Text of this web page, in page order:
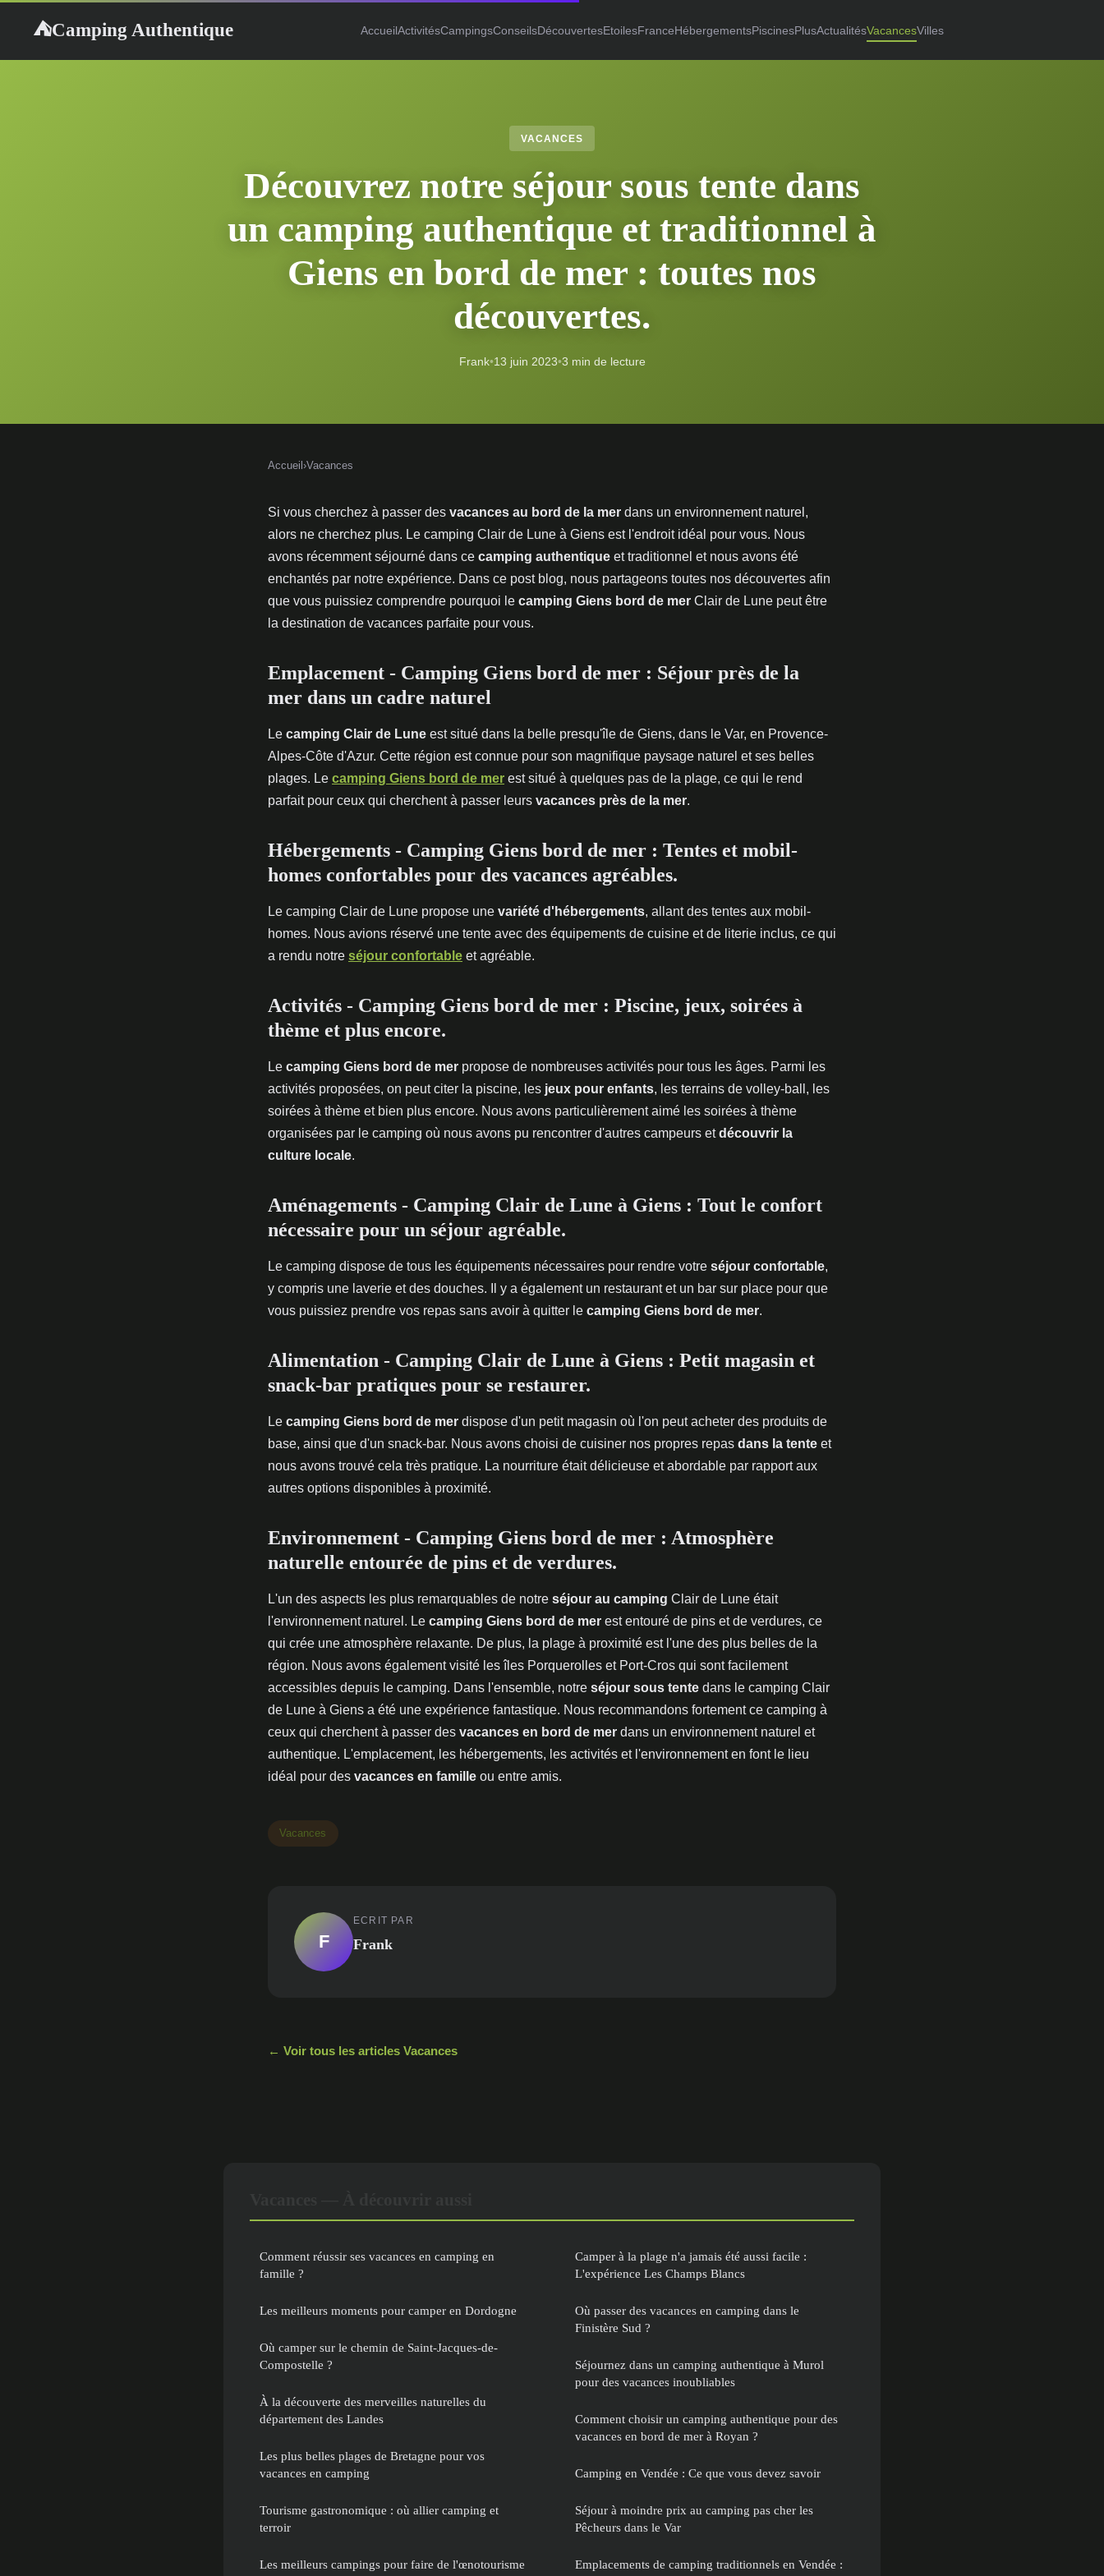
⛺Camping Authentique AccueilActivitésCampingsConseilsDécouvertesEtoilesFranceHébergementsPiscinesPlusActualitésVacancesVilles
VACANCES
Découvrez notre séjour sous tente dans
un camping authentique et traditionnel à
Giens en bord de mer : toutes nos
découvertes.
Frank•13 juin 2023•3 min de lecture
Accueil ›Vacances
Si vous cherchez à passer des vacances au bord de la mer dans un environnement naturel,
alors ne cherchez plus. Le camping Clair de Lune à Giens est l'endroit idéal pour vous. Nous
avons récemment séjourné dans ce camping authentique et traditionnel et nous avons été
enchantés par notre expérience. Dans ce post blog, nous partageons toutes nos découvertes afin
que vous puissiez comprendre pourquoi le camping Giens bord de mer Clair de Lune peut être
la destination de vacances parfaite pour vous.
Emplacement - Camping Giens bord de mer : Séjour près de la
mer dans un cadre naturel
Le camping Clair de Lune est situé dans la belle presqu'île de Giens, dans le Var, en Provence-
Alpes-Côte d'Azur. Cette région est connue pour son magnifique paysage naturel et ses belles
plages. Le camping Giens bord de mer est situé à quelques pas de la plage, ce qui le rend
parfait pour ceux qui cherchent à passer leurs vacances près de la mer.
Hébergements - Camping Giens bord de mer : Tentes et mobil-
homes confortables pour des vacances agréables.
Le camping Clair de Lune propose une variété d'hébergements, allant des tentes aux mobil-
homes. Nous avions réservé une tente avec des équipements de cuisine et de literie inclus, ce qui
a rendu notre séjour confortable et agréable.
Activités - Camping Giens bord de mer : Piscine, jeux, soirées à
thème et plus encore.
Le camping Giens bord de mer propose de nombreuses activités pour tous les âges. Parmi les
activités proposées, on peut citer la piscine, les jeux pour enfants, les terrains de volley-ball, les
soirées à thème et bien plus encore. Nous avons particulièrement aimé les soirées à thème
organisées par le camping où nous avons pu rencontrer d'autres campeurs etdécouvrir la
culture locale.
Aménagements - Camping Clair de Lune à Giens : Tout le confort
nécessaire pour un séjour agréable.
Le camping dispose de tous les équipements nécessaires pour rendre votre séjour confortable,
y compris une laverie et des douches. Il y a également un restaurant et un bar sur place pour que
vous puissiez prendre vos repas sans avoir à quitter le camping Giens bord de mer.
Alimentation - Camping Clair de Lune à Giens : Petit magasin et
snack-bar pratiques pour se restaurer.
Le camping Giens bord de mer dispose d'un petit magasin où l'on peut acheter des produits de
base, ainsi que d'un snack-bar. Nous avons choisi de cuisiner nos propres repas dans la tente et
nous avons trouvé cela très pratique. La nourriture était délicieuse et abordable par rapport aux
autres options disponibles à proximité.
Environnement - Camping Giens bord de mer : Atmosphère
naturelle entourée de pins et de verdures.
L'un des aspects les plus remarquables de notre séjour au camping Clair de Lune était
l'environnement naturel. Le camping Giens bord de mer est entouré de pins et de verdures, ce
qui crée une atmosphère relaxante. De plus, la plage à proximité est l'une des plus belles de la
région. Nous avons également visité les îles Porquerolles et Port-Cros qui sont facilement
accessibles depuis le camping. Dans l'ensemble, notre séjour sous tente dans le camping Clair
de Lune à Giens a été une expérience fantastique. Nous recommandons fortement ce camping à
ceux qui cherchent à passer des vacances en bord de mer dans un environnement naturel et
authentique. L'emplacement, les hébergements, les activités et l'environnement en font le lieu
idéal pour des vacances en famille ou entre amis.
Vacances
F
ECRIT PAR
Frank
← Voir tous les articles Vacances
Comment réussir ses vacances en camping en
famille ?
Les meilleurs moments pour camper en Dordogne
Où camper sur le chemin de Saint-Jacques-de-
Compostelle ?
À la découverte des merveilles naturelles du
département des Landes
Les plus belles plages de Bretagne pour vos
vacances en camping
Tourisme gastronomique : où allier camping et
terroir
Les meilleurs campings pour faire de l'œnotourisme
Camper à la plage n'a jamais été aussi facile :
L'expérience Les Champs Blancs
Où passer des vacances en camping dans le
Finistère Sud ?
Séjournez dans un camping authentique à Murol
pour des vacances inoubliables
Comment choisir un camping authentique pour des
vacances en bord de mer à Royan ?
Camping en Vendée : Ce que vous devez savoir
Séjour à moindre prix au camping pas cher les
Pêcheurs dans le Var
Emplacements de camping traditionnels en Vendée :